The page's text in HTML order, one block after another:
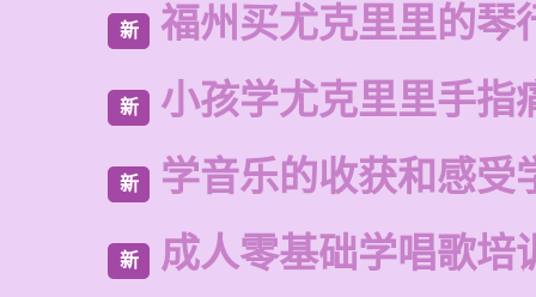
新 福州买尤克里里的琴
新 小孩学尤克里里手指
新 学音乐的收获和感受
新 成人零基础学唱歌培